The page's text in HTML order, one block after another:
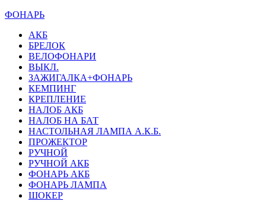
ФОНАРЬ
АКБ
БРЕЛОК
ВЕЛОФОНАРИ
ВЫКЛ.
ЗАЖИГАЛКА+ФОНАРЬ
КЕМПИНГ
КРЕПЛЕНИЕ
НАЛОБ АКБ
НАЛОБ НА БАТ
НАСТОЛЬНАЯ ЛАМПА А.К.Б.
ПРОЖЕКТОР
РУЧНОЙ
РУЧНОЙ АКБ
ФОНАРЬ АКБ
ФОНАРЬ ЛАМПА
ШОКЕР